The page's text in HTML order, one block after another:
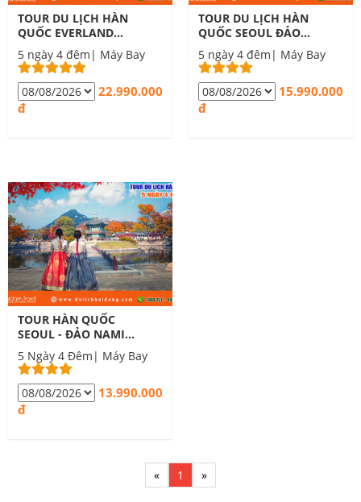
TOUR DU LỊCH HÀN
QUỐC EVERLAND
NAMI 5 NGÀY 4 ĐÊM
5 ngày 4 đêm| Máy Bay
22.990.000
đ
TOUR DU LỊCH HÀN
QUỐC SEOUL ĐẢO
NAMI 5 NGÀY 4 ĐÊM
5 ngày 4 đêm| Máy Bay
15.990.000
đ
TOUR HÀN QUỐC
SEOUL - ĐẢO NAMI -
EVERLAND 5N4D
5 Ngày 4 Đêm| Máy Bay
13.990.000
đ
« 1 »